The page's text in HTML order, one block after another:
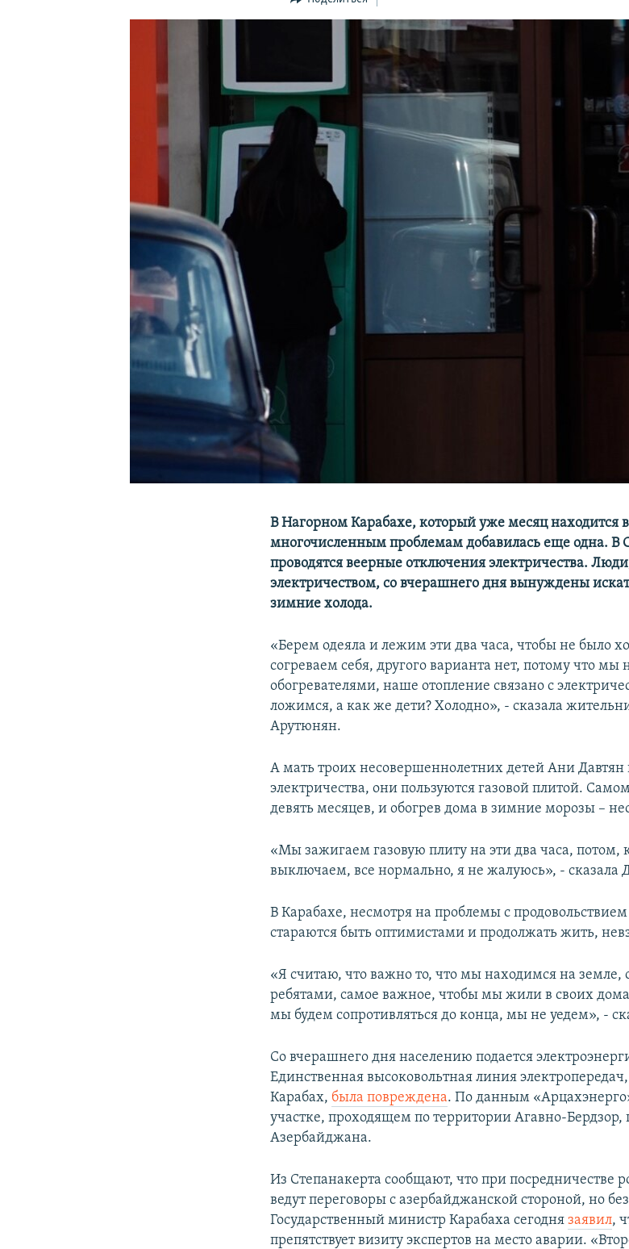
В Нагорном Карабахе, который уже месяц находится
многочисленным проблемам добавилась еще одна. В
проводятся веерные отключения электричества.
электричеством, со вчерашнего дня вынуждены
зимние холода.
«Берем одеяла и лежим эти два часа, чтобы не было
согреваем себя, другого варианта нет, потому что мы
обогревателями, наше отопление связано с
ложимся, а как же дети? Холодно», - сказала
Арутюнян.
А мать троих несовершеннолетних детей Ани Давтян
электричества, они пользуются газовой плитой.
девять месяцев, и обогрев дома в зимние морозы –
«Мы зажигаем газовую плиту на эти два часа, потом,
выключаем, все нормально, я не жалуюсь», - сказала
В Карабахе, несмотря на проблемы с
стараются быть оптимистами и продолжать жить,
«Я считаю, что важно то, что мы находимся на
ребятами, самое важное, чтобы мы жили в своих
мы будем сопротивляться до конца, мы не уедем», -
Со вчерашнего дня населению подается
Единственная высоковольтная линия
Карабах, была повреждена. По данным
участке, проходящем по территории Агавно-
Азербайджана.
Из Степанакерта сообщают, что при посредничестве
ведут переговоры с азербайджанской стороной, но
Государственный министр Карабаха сегоднязаявил,
препятствует визиту экспертов на место аварии.